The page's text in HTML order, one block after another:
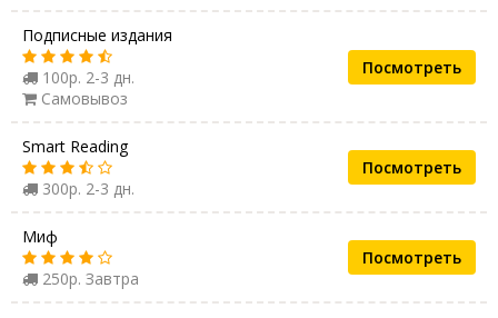
Подписные издания
100р. 2-3 дн.
Самовывоз
Посмотреть
Smart Reading
300р. 2-3 дн.
Посмотреть
Миф
250р. Завтра
Посмотреть